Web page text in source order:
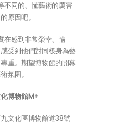
不同的、懂藝術的厲害
原因吧。
在感到非常榮幸、愉
受到他們對同樣身為藝
重。期望博物館的開幕
氛圍。
博物館M+
文化區博物館道38號